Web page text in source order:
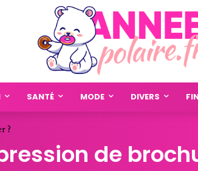
SANTÉ MODE DIVERS
?
de